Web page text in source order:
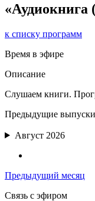
«Аудиокнига
к списку программ
Время в эфире
Описание
Слушаем книги.
Предыдущие выпуски
Август 2026
Предыдущий месяц
Связь с эфиром